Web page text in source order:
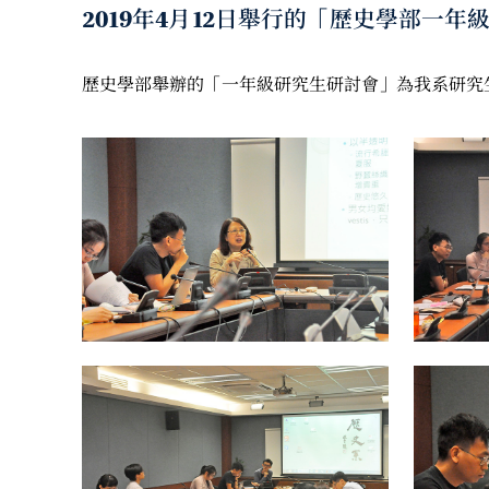
2019年4月12日舉行的「歷史學部一年
歷史學部舉辦的「一年級研究生研討會」為我系研